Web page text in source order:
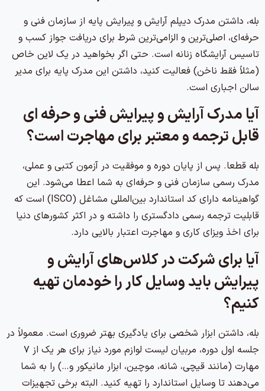
بله، داشتن مدرک دیپلم آرایش و پیرایش پایه از سازمان فنی و
حرفه‌ای، اصلی‌ترین و الزامی‌ترین شرط برای دریافت جواز کسب و
تاسیس آرایشگاه زنانه است. حتی اگر بخواهید در یک لاین خاص
(مثلاً فقط ناخن) فعالیت کنید، داشتن این مدرک پایه برای مدیر
سالن اجباری است.
آیا مدرک آرایش و پیرایش فنی و حرفه ای
قابل ترجمه و معتبر برای مهاجرت است؟
بله قطعا. پس از پایان دوره و موفقیت در آزمون کتبی و عملی،
مدرک رسمی سازمان فنی و حرفه‌ای به شما اعطا می‌شود. این
گواهینامه دارای کد استاندارد بین‌المللی مشاغل (ISCO) است که
قابلیت ترجمه رسمی دادگستری را داشته و در اکثر کشورهای دنیا
برای اخذ ویزای کاری و مهاجرت اعتبار بالایی دارد.
آیا برای شرکت در کلاس‌های آرایش و
پیرایش باید وسایل کار را خودمان تهیه
کنیم؟
بله، داشتن ابزار شخصی برای یادگیری بهتر ضروری است. معمولاً در
جلسه اول دوره، مربیان لیست لوازم مورد نیاز برای هر یک از ۷
مهارت (مانند قیچی، شانه، موچین، ابزار مانیکور و…) را به شما
می‌دهند تا وسایل استاندارد را تهیه کنید. البته برخی تجهیزات